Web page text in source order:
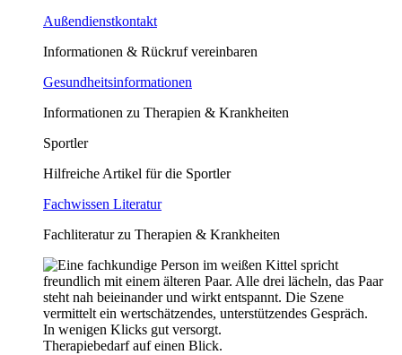
Außendienstkontakt
Informationen & Rückruf vereinbaren
Gesundheitsinformationen
Informationen zu Therapien & Krankheiten
Sportler
Hilfreiche Artikel für die Sportler
Fachwissen Literatur
Fachliteratur zu Therapien & Krankheiten
In wenigen Klicks gut versorgt.
Therapiebedarf auf einen Blick.